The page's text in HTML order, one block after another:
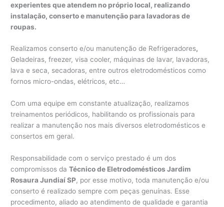
experientes que atendem no próprio local, realizando
instalação, conserto e manutenção para lavadoras de
roupas.
Realizamos conserto e/ou manutenção de Refrigeradores,
Geladeiras, freezer, visa cooler, máquinas de lavar, lavadoras,
lava e seca, secadoras, entre outros eletrodomésticos como
fornos micro-ondas, elétricos, etc…
Com uma equipe em constante atualização, realizamos
treinamentos periódicos, habilitando os profissionais para
realizar a manutenção nos mais diversos eletrodomésticos e
consertos em geral.
Responsabilidade com o serviço prestado é um dos
compromissos daTécnico de Eletrodomésticos Jardim
Rosaura Jundiaí SP, por esse motivo, toda manutenção e/ou
conserto é realizado sempre com peças genuínas. Esse
procedimento, aliado ao atendimento de qualidade e garantia